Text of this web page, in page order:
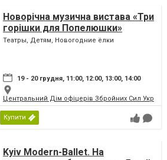
Новорічна музична вистава «Три
горішки для Попелюшки»
Театры, Детям, Новогодние ёлки
19 - 20 грудня, 11:00, 12:00, 13:00, 14:00
Центральний Дім офіцерів Збройних Сил
Купити
Kyiv Modern-Ballet. На